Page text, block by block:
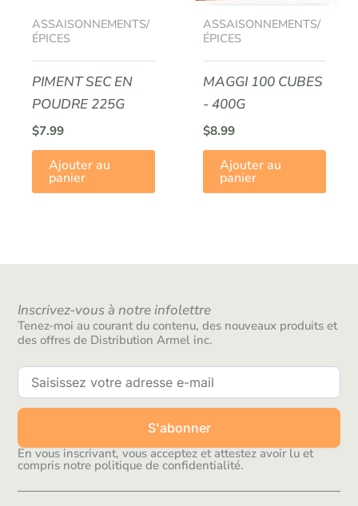
ASSAISONNEMENTS/
ÉPICES
PIMENT SEC EN
POUDRE 225G
$7.99
Ajouter au
panier
ASSAISONNEMENTS/
ÉPICES
MAGGI 100 CUBES
- 400G
$8.99
Ajouter au
panier
Inscrivez-vous à notre infolettre
Tenez-moi au courant du contenu, des nouveaux produits et
des offres de Distribution Armel inc.
S'abonner
En vous inscrivant, vous acceptez et attestez avoir lu et
compris notre politique de confidentialité.